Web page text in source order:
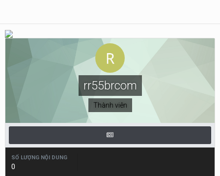
rr55brcom
Thành viên
SỐ LƯỢNG NỘI DUNG
0